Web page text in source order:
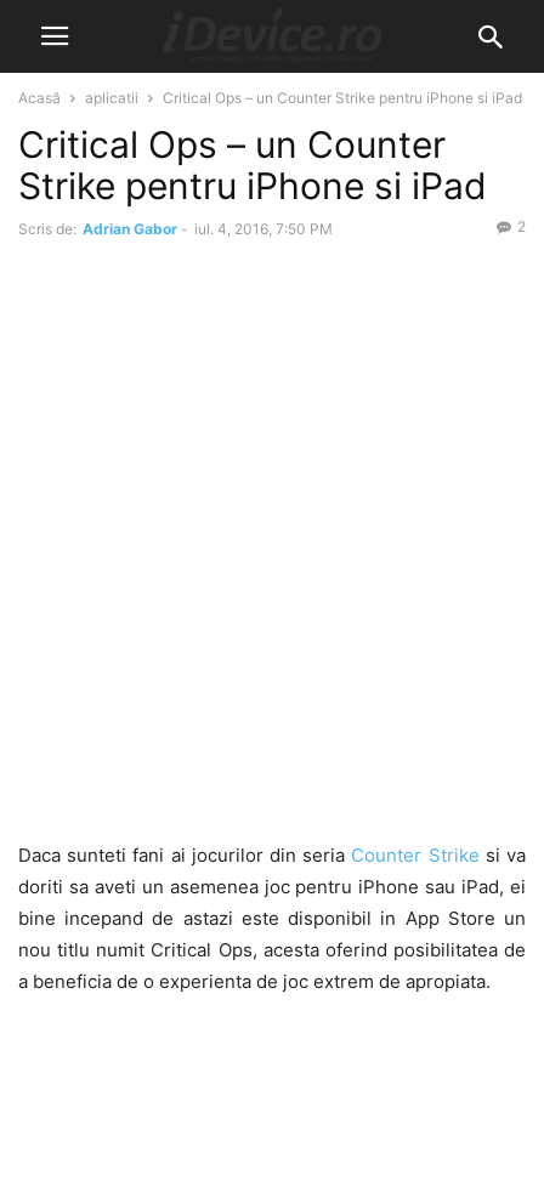
Acasă aplicatii Critical Ops – un Counter Strike pentru iPhone si iPad
Critical Ops – un Counter
Strike pentru iPhone si iPad
Scris de: Adrian Gabor - iul. 4, 2016, 7:50 PM 2
Daca sunteti fani ai jocurilor din seria Counter Strike si va
doriti sa aveti un asemenea joc pentru iPhone sau iPad, ei
bine incepand de astazi este disponibil in App Store un
nou titlu numit Critical Ops, acesta oferind posibilitatea de
a beneficia de o experienta de joc extrem de apropiata.